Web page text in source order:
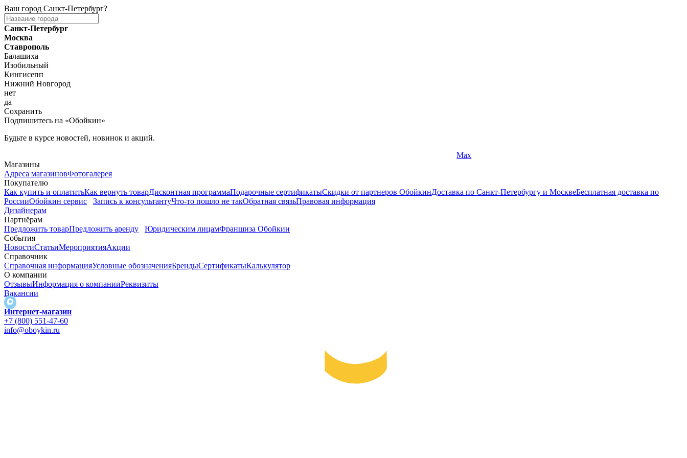
Ваш город Санкт-Петербург?
Санкт-Петербург
Москва
Ставрополь
Балашиха
Изобильный
Кингисепп
Нижний Новгород
нет
да
Сохранить
Подпишитесь на «Обойкин»
Будьте в курсе новостей, новинок и акций.
Max
Магазины
Адреса магазиновФотогалерея
Покупателю
Как купить и оплатитьКак вернуть товарДисконтная программаПодарочные сертификатыСкидки от партнеров ОбойкинДоставка по Санкт-Петербургу и МосквеБесплатная доставка по
РоссииОбойкин сервис Запись к консультантуЧто-то пошло не такОбратная связьПравовая информация
Дизайнерам
Партнёрам
Предложить товарПредложить аренду Юридическим лицамФраншиза Обойкин
События
НовостиСтатьиМероприятияАкции
Справочник
Справочная информацияУсловные обозначенияБрендыСертификатыКалькулятор
О компании
ОтзывыИнформация о компанииРеквизиты
Вакансии
Интернет-магазин
+7 (800) 551-47-60
info@oboykin.ru